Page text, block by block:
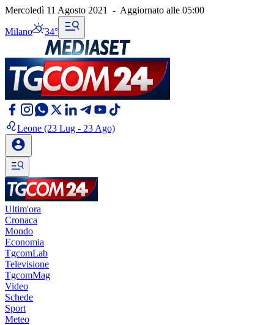
Mercoledì 11 Agosto 2021 - Aggiornato alle 05:00
Milano 34°
Leone (23 Lug - 23 Ago)
Ultim'ora
Cronaca
Mondo
Economia
TgcomLab
Televisione
TgcomMag
Video
Schede
Sport
Meteo